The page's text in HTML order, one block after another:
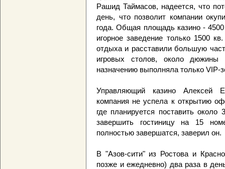
Рашид Таймасов, надеется, что
день, что позволит компании
года. Общая площадь казино -
игорное заведение только 1500
отдыха и расставили большую
игровых столов, около
назначению выполняла только VIP-
Управляющий казино Алексей
компания не успела к открытию
где планируется поставить
завершить гостиницу на 15
полностью завершатся, заверил он.
В "Азов-сити" из Ростова и
позже и ежедневно) два раза в